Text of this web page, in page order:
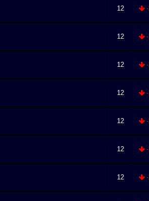
12 -
12 -
12 -
12 -
12 -
12 -
12 -